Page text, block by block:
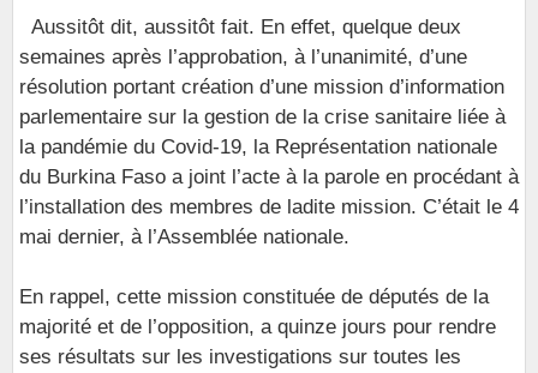
Aussitôt dit, aussitôt fait. En effet, quelque deux
semaines après l’approbation, à l’unanimité, d’une
résolution portant création d’une mission d’information
parlementaire sur la gestion de la crise sanitaire liée à
la pandémie du Covid-19, la Représentation nationale
du Burkina Faso a joint l’acte à la parole en procédant à
l’installation des membres de ladite mission. C’était le 4
mai dernier, à l’Assemblée nationale.
En rappel, cette mission constituée de députés de la
majorité et de l’opposition, a quinze jours pour rendre
ses résultats sur les investigations sur toutes les